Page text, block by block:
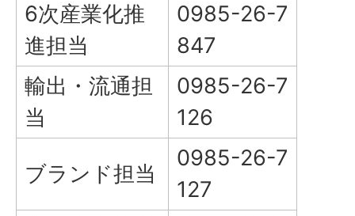
6次産業化推
進担当
0985-26-7
847
輸出・流通担
当
0985-26-7
126
ブランド担当
0985-26-7
127